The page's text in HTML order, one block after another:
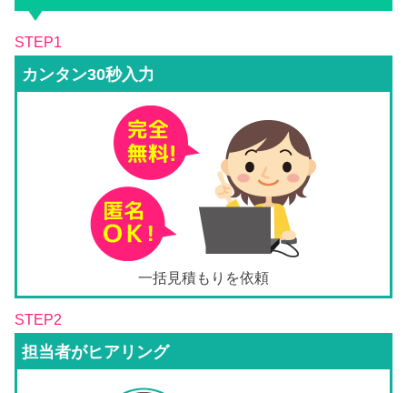
STEP1
カンタン30秒入力
一括見積もりを依頼
STEP2
担当者がヒアリング